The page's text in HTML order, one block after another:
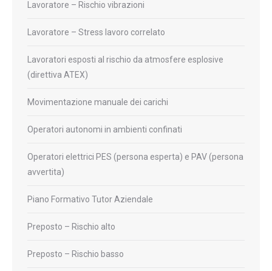
Lavoratore – Rischio vibrazioni
Lavoratore – Stress lavoro correlato
Lavoratori esposti al rischio da atmosfere esplosive
(direttiva ATEX)
Movimentazione manuale dei carichi
Operatori autonomi in ambienti confinati
Operatori elettrici PES (persona esperta) e PAV (persona
avvertita)
Piano Formativo Tutor Aziendale
Preposto – Rischio alto
Preposto – Rischio basso